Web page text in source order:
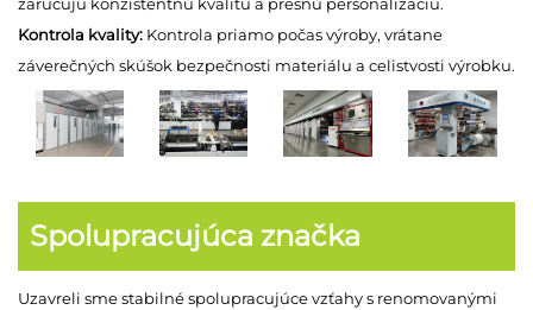
Kontrola kvality: Kontrola priamo počas výroby, vrátane
záverečných skúšok bezpečnosti materiálu a celistvosti výrobku.
Spolupracujúca značka
Uzavreli sme stabilné spolupracujúce vzťahy s renomovanými